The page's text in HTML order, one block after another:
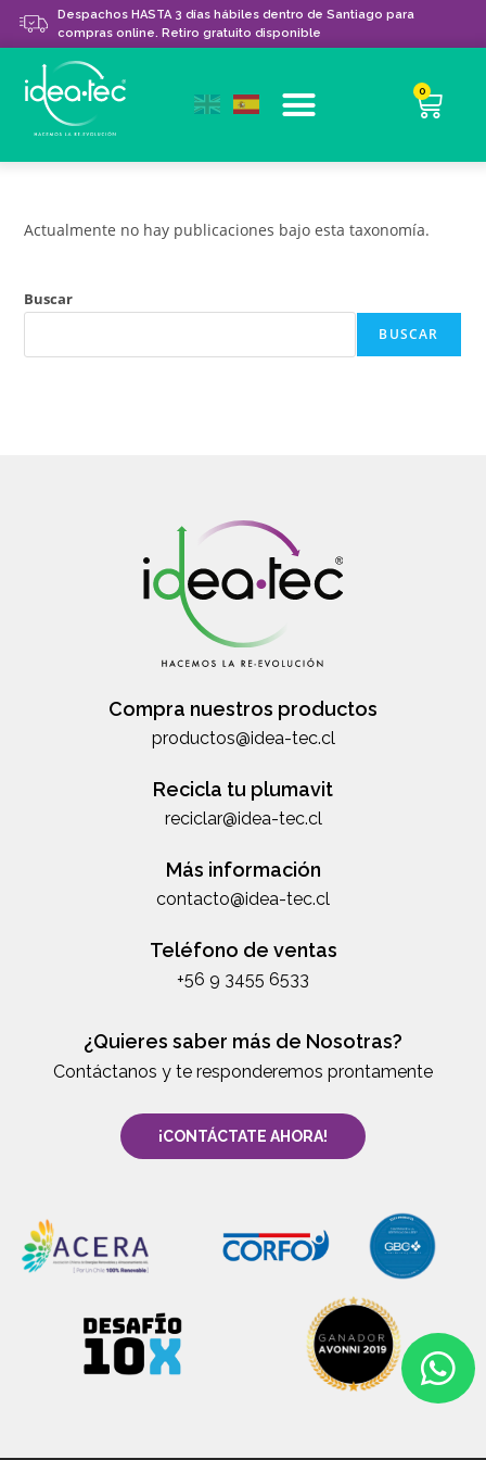
Despachos HASTA 3 días hábiles dentro de Santiago para
compras online. Retiro gratuito disponible
0
Actualmente no hay publicaciones bajo esta taxonomía.
Buscar
BUSCAR
Compra nuestros productos
productos@idea-tec.cl
Recicla tu plumavit
reciclar@idea-tec.cl
Más información
contacto@idea-tec.cl
Teléfono de ventas
+56 9 3455 6533
¿Quieres saber más de Nosotras?
Contáctanos y te responderemos prontamente
¡CONTÁCTATE AHORA!